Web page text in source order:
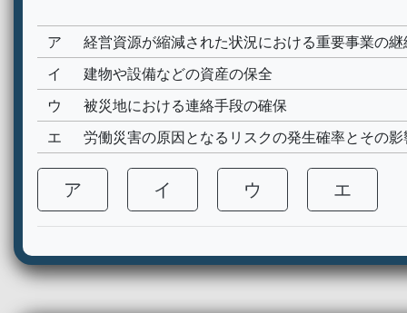
ア
経営資源が縮減された状況における重要事業の継
イ
建物や設備などの資産の保全
ウ
被災地における連絡手段の確保
エ
労働災害の原因となるリスクの発生確率とその
ア イ ウ エ